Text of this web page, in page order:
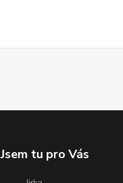
Jsem tu pro Vás